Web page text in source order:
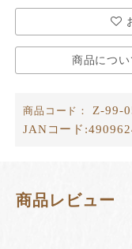
商品につ
商品コード：
Z-99-
JANコード:
商品レビュー